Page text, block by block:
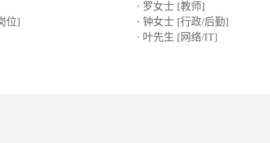
· 罗女士 [教师]
位]
· 钟女士 [行政/后勤]
· 叶先生 [网络/IT]